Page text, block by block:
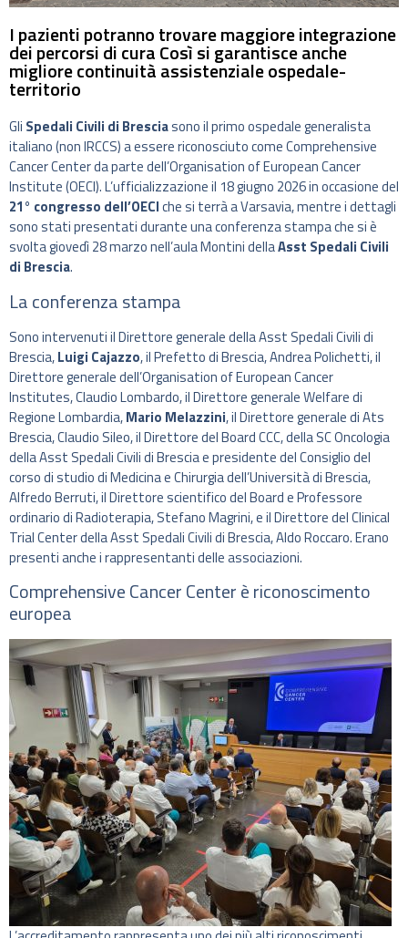
I pazienti potranno trovare maggiore integrazione
dei percorsi di cura Così si garantisce anche
migliore continuità assistenziale ospedale-
territorio
Gli Spedali Civili di Bresciasono il primo ospedale generalista
italiano (non IRCCS) a essere riconosciuto come Comprehensive
Cancer Center da parte dell’Organisation of European Cancer
Institute (OECI). L’ufficializzazione il 18 giugno 2026 in occasione del
21° congresso dell’OECIche si terrà a Varsavia, mentre i dettagli
sono stati presentati durante una conferenza stampa che si è
svolta giovedì 28 marzo nell’aula Montini dellaAsst Spedali Civili
di Brescia.
La conferenza stampa
Sono intervenuti il Direttore generale della Asst Spedali Civili di
Brescia,Luigi Cajazzo, il Prefetto di Brescia, Andrea Polichetti, il
Direttore generale dell’Organisation of European Cancer
Institutes, Claudio Lombardo, il Direttore generale Welfare di
Regione Lombardia,Mario Melazzini, il Direttore generale di Ats
Brescia, Claudio Sileo, il Direttore del Board CCC, della SC Oncologia
della Asst Spedali Civili di Brescia e presidente del Consiglio del
corso di studio di Medicina e Chirurgia dell’Università di Brescia,
Alfredo Berruti, il Direttore scientifico del Board e Professore
ordinario di Radioterapia, Stefano Magrini, e il Direttore del Clinical
Trial Center della Asst Spedali Civili di Brescia, Aldo Roccaro. Erano
presenti anche i rappresentanti delle associazioni.
Comprehensive Cancer Center è riconoscimento
europea